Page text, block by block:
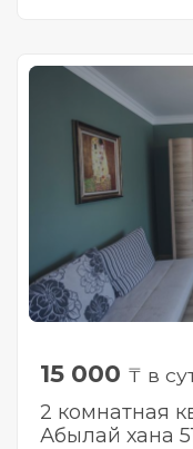
15 000 ₸ в
2 комнатная
Абылай хана